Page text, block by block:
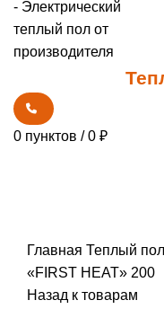
0 пунктов / 0 ₽
Главная Теплый
«FIRST HEAT» 200
Назад к товарам